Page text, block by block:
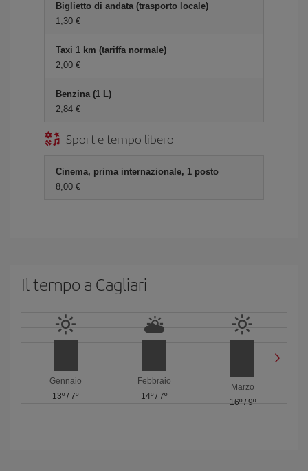
Biglietto di andata (trasporto locale)
1,30 €
Taxi 1 km (tariffa normale)
2,00 €
Benzina (1 L)
2,84 €
Sport e tempo libero
Cinema, prima internazionale, 1 posto
8,00 €
Il tempo a Cagliari
Gennaio
13º /7º
Febbraio
14º / 7º
Marzo
16º/ 9º